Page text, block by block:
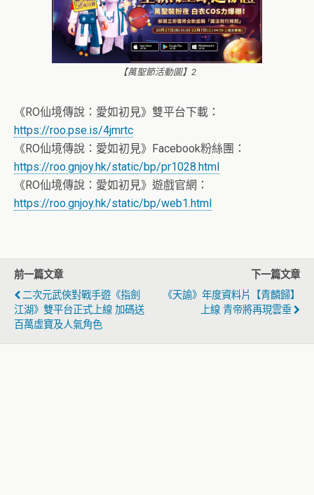
【萬聖節活動圖】2
《RO仙境傳說：愛如初見》雙平台下載：
https://roo.pse.is/4jmrtc
《RO仙境傳說：愛如初見》Facebook粉絲團：
https://roo.gnjoy.hk/static/bp/pr1028.html
《RO仙境傳說：愛如初見》遊戲官網：
https://roo.gnjoy.hk/static/bp/web1.html
前一篇文章
二次元武俠對戰手遊《指劍
江湖》雙平台正式上線 加碼送
百萬虛寶及人氣角色
下一篇文章
《天諭》年度資料片【青麟歸】
上線 青帝將再現雲垂